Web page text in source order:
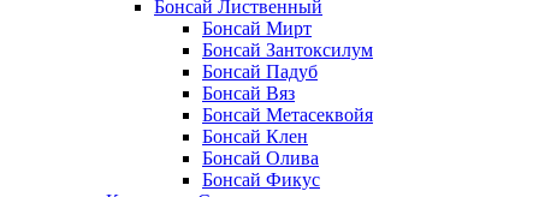
Бонсай Лиственный
Бонсай Мирт
Бонсай Зантоксилум
Бонсай Падуб
Бонсай Вяз
Бонсай Метасеквойя
Бонсай Клен
Бонсай Олива
Бонсай Фикус